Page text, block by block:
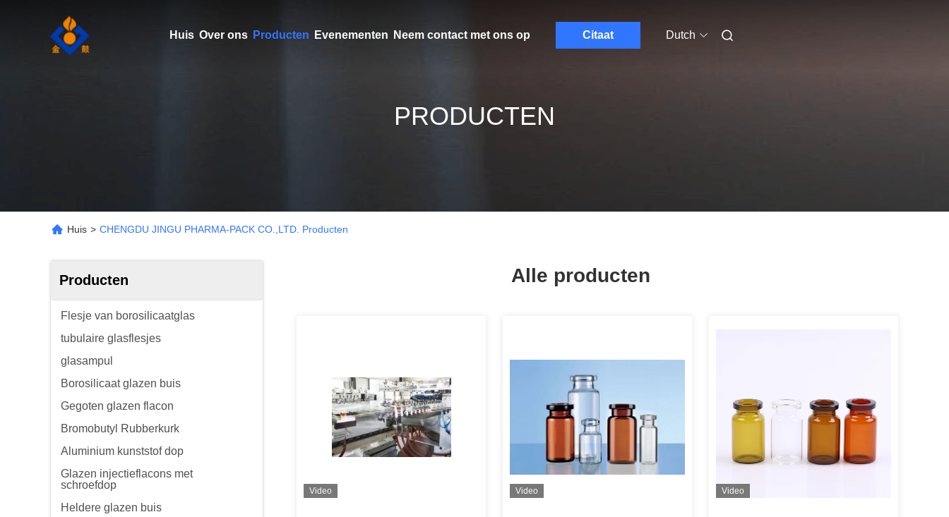
Huis Over ons Producten Evenementen Neem contact met ons op Citaat Dutch
PRODUCTEN
Huis > CHENGDU JINGU PHARMA-PACK CO.,LTD. Producten
Producten
Flesje van borosilicaatglas
tubulaire glasflesjes
glasampul
Borosilicaat glazen buis
Gegoten glazen flacon
Bromobutyl Rubberkurk
Aluminium kunststof dop
Glazen injectieflacons met
schroefdop
Heldere glazen buis
Alle producten
Video Video Video